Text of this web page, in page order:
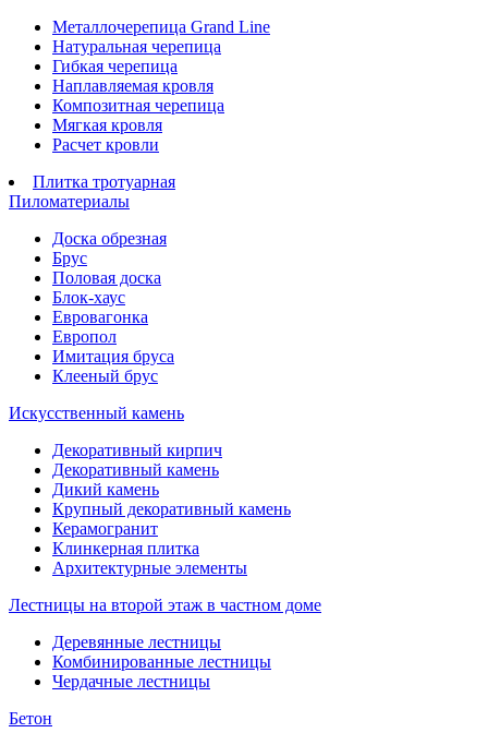
Металлочерепица Grand Line
Натуральная черепица
Гибкая черепица
Наплавляемая кровля
Композитная черепица
Мягкая кровля
Расчет кровли
Плитка тротуарная
Пиломатериалы
Доска обрезная
Брус
Половая доска
Блок-хаус
Евровагонка
Европол
Имитация бруса
Клееный брус
Искусственный камень
Декоративный кирпич
Декоративный камень
Дикий камень
Крупный декоративный камень
Керамогранит
Клинкерная плитка
Архитектурные элементы
Лестницы на второй этаж в частном доме
Деревянные лестницы
Комбинированные лестницы
Чердачные лестницы
Бетон